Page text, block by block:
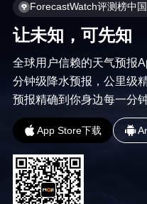
ForecastWatch评测榜中
让未知，可先知
全球用户信赖的天气预报
分钟级降水预报，公里级
预报精确到你身边每一分
App Store下载